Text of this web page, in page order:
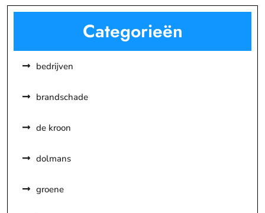
Categorieën
bedrijven
brandschade
de kroon
dolmans
groene